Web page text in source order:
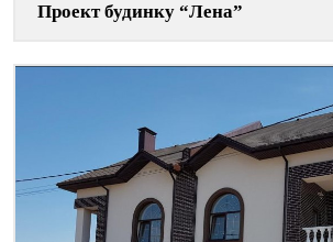
Проект будинку “Лена”